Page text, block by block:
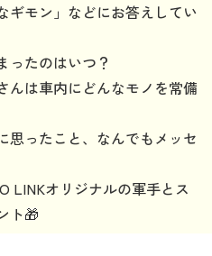
ギモン」などにお答えしてい
ったのはいつ？
んは車内にどんなモノを常備
思ったこと、なんでもメッセ
LINKオリジナルの軍手とス
ト🎁